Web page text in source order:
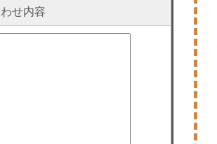
せ内容